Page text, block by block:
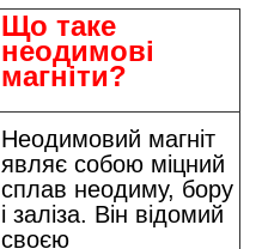
Що таке
неодимові
магніти?
Неодимовий магніт
являє собою міцний
сплав неодиму, бору
і заліза. Він відомий
своєю